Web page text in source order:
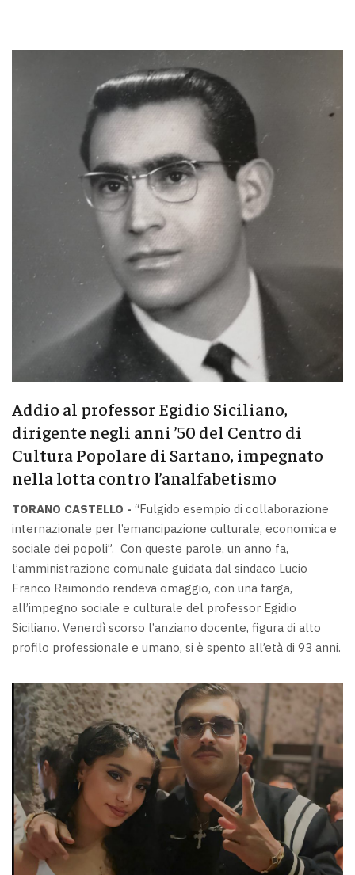
Addio al professor Egidio Siciliano,
dirigente negli anni ’50 del Centro di
Cultura Popolare di Sartano, impegnato
nella lotta contro l’analfabetismo
TORANO CASTELLO - “Fulgido esempio di collaborazione
internazionale per l’emancipazione culturale, economica e
sociale dei popoli”. Con queste parole, un anno fa,
l’amministrazione comunale guidata dal sindaco Lucio
Franco Raimondo rendeva omaggio, con una targa,
all’impegno sociale e culturale del professor Egidio
Siciliano. Venerdì scorso l’anziano docente, figura di alto
profilo professionale e umano, si è spento all’età di 93 anni.